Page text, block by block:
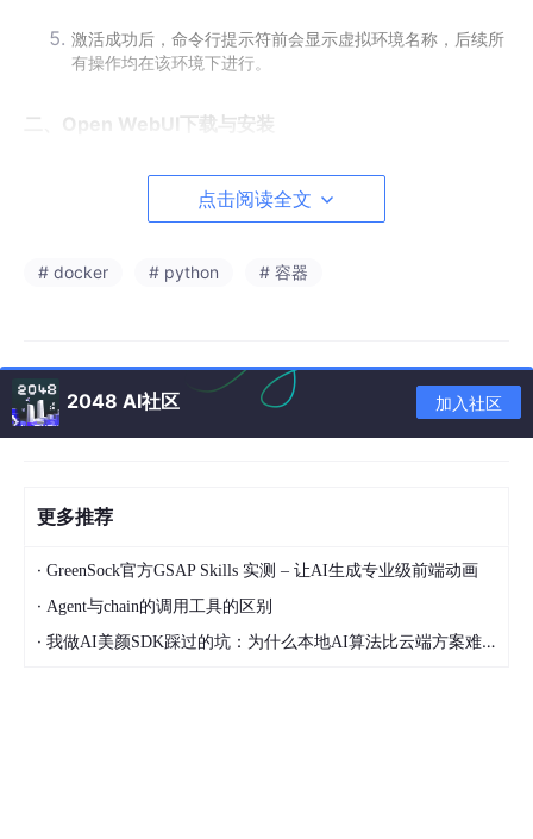
激活成功后，命令行提示符前会显示虚拟环境名称，后续所
有操作均在该环境下进行。
二、Open WebUI下载与安装
荐使用国内镜像资源加速下载。
使用Git命令克隆国内镜像仓库（以Gitee镜像为例），命令如下：
录。
也可以直接到windows 的命令器里面去执行下载命令：
三、Open WebUI启动命令详解
求。以下是常用启动命令的详细说明：
点击阅读全文
# docker # python # 容器
2048 AI社区 加入社区
更多推荐
· GreenSock官方GSAP Skills 实测 – 让AI生成专业级前端动画
· Agent与chain的调用工具的区别
· 我做AI美颜SDK踩过的坑：为什么本地AI算法比云端方案难10倍？